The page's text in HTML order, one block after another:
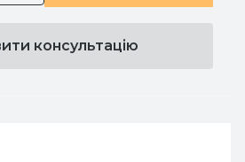
консультацію